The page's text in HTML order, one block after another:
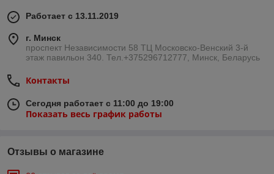
Работает с 13.11.2019
г. Минск
проспект Независимости 58 ТЦ Московско-Венский 3-й
этаж павильон 340. Тел.+375296712777, Минск, Беларусь
Контакты
Сегодня работает с 11:00 до 19:00
Показать весь график работы
Отзывы о магазине